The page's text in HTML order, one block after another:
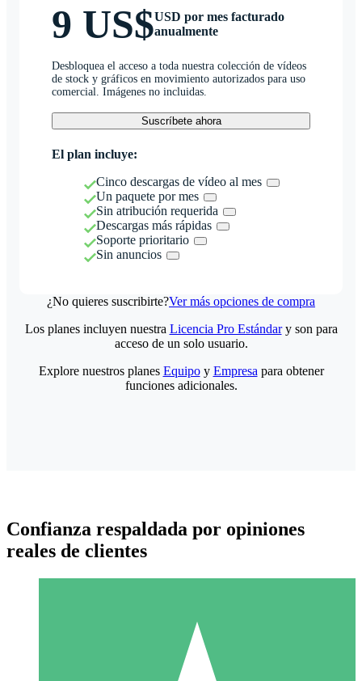
9 US$USD por mes facturado
anualmente
Desbloquea el acceso a toda nuestra colección de vídeos
de stock y gráficos en movimiento autorizados para uso
comercial. Imágenes no incluidas.
Suscríbete ahora
El plan incluye:
Cinco descargas de vídeo al mes
Un paquete por mes
Sin atribución requerida
Descargas más rápidas
Soporte prioritario
Sin anuncios
¿No quieres suscribirte?Ver más opciones de compra
Paquetes de Créditos Individuales
Los planes incluyen nuestra Licencia Pro Estándary son para
acceso de un solo usuario.
Explore nuestros planes Equipoy Empresa para obtener
funciones adicionales.
Confianza respaldada por opiniones
reales de clientes